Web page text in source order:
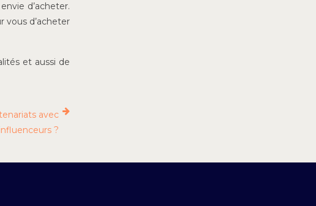
d’acheter.
vous d’acheter
et aussi de
avec
?